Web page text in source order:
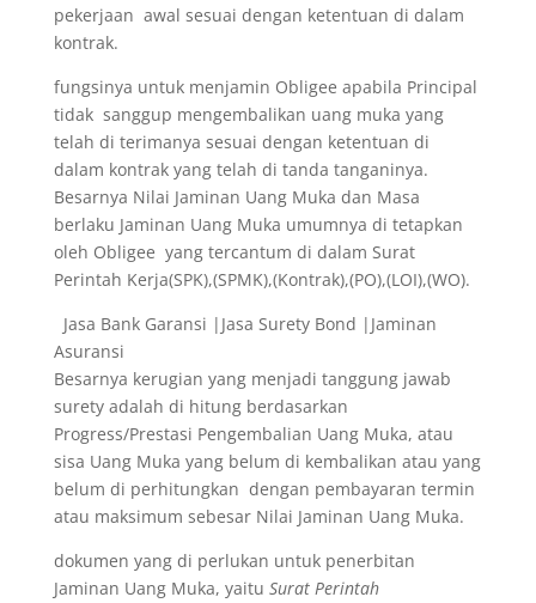
pekerjaan awal sesuai dengan ketentuan di dalam
kontrak.
fungsinya untuk menjamin Obligee apabila Principal
tidak sanggup mengembalikan uang muka yang
telah di terimanya sesuai dengan ketentuan di
dalam kontrak yang telah di tanda tanganinya.
Besarnya Nilai Jaminan Uang Muka dan Masa
berlaku Jaminan Uang Muka umumnya di tetapkan
oleh Obligee yang tercantum di dalam Surat
Perintah Kerja(SPK),(SPMK),(Kontrak),(PO),(LOI),(WO).
Jasa Bank Garansi |Jasa Surety Bond |Jaminan
Asuransi
Besarnya kerugian yang menjadi tanggung jawab
surety adalah di hitung berdasarkan
Progress/Prestasi Pengembalian Uang Muka, atau
sisa Uang Muka yang belum di kembalikan atau yang
belum di perhitungkan dengan pembayaran termin
atau maksimum sebesar Nilai Jaminan Uang Muka.
dokumen yang di perlukan untuk penerbitan
Jaminan Uang Muka, yaitu Surat Perintah